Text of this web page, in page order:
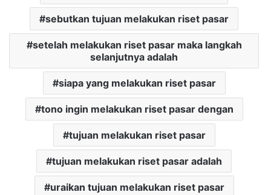
sebutkan tujuan melakukan riset pasar
setelah melakukan riset pasar maka langkah
selanjutnya adalah
siapa yang melakukan riset pasar
tono ingin melakukan riset pasar dengan
tujuan melakukan riset pasar
tujuan melakukan riset pasar adalah
uraikan tujuan melakukan riset pasar